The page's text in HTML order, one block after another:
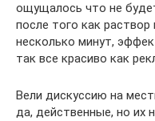
ощущалось что не
после того как
несколько минут,
так все красиво как
Вели дискуссию на
да, действенные, но их